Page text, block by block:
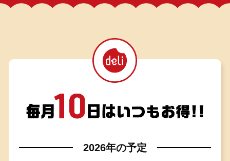
2026年の予定